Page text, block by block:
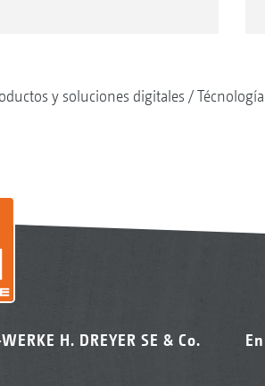
y soluciones digitales
H. DREYER SE & Co.